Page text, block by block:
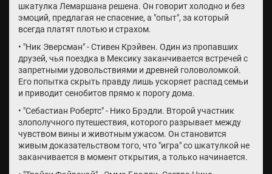
шкатулка Лемаршана решена. Он говорит холодно и без
эмоций, предлагая не спасение, а "опыт", за который
всегда платят плотью и страхом.
• "Ник Эверсман" - Стивен Крэйвен. Один из пропавших
друзей, чья поездка в Мексику заканчивается встречей с
запретными удовольствиями и древней головоломкой.
Его попытка скрыть правду лишь ускоряет распад семьи
и приводит сенобитов прямо к порогу дома.
• "Себастиан Робертс" - Нико Брэдли. Второй участник
злополучного путешествия, которого разрывает между
чувством вины и животным ужасом. Он становится
живым доказательством того, что "игра" со шкатулкой не
заканчивается в момент открытия, а только начинается.